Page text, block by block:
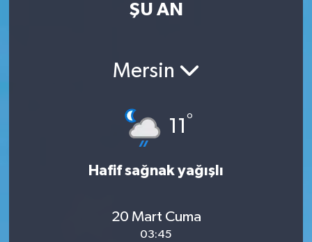
ŞU AN
Mersin
11 °
Hafif sağnak yağışlı
20 Mart Cuma
03:45